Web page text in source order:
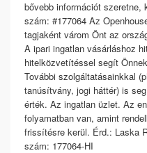
bővebb információt szeretne,
szám: #177064 Az
tagjaként várom Önt az
A ipari ingatlan vásárláshoz
hitelközvetítéssel segít
További szolgáltatásainkkal
tanúsítvány, jogi háttér) is
érték. Az ingatlan üzlet. Az
folyamatban van, amint
frissítésre kerül. Érd.: Laska
szám: 177064-HI